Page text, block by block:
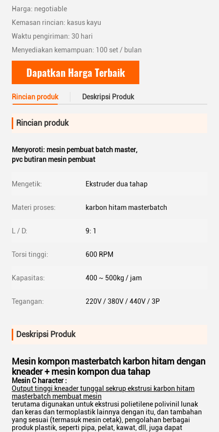
Harga: negotiable
Kemasan rincian: kasus kayu
Waktu pengiriman: 30 hari
Menyediakan kemampuan: 100 set / bulan
Dapatkan Harga Terbaik
Rincian produk Deskripsi Produk
Rincian produk
Menyoroti: mesin pembuat batch master,
pvc butiran mesin pembuat
Mengetik: Ekstruder dua tahap
Materi proses: karbon hitam masterbatch
L / D: 9: 1
Torsi tinggi: 600 RPM
Kapasitas: 400 ~ 500kg / jam
Tegangan: 220V / 380V / 440V / 3P
Deskripsi Produk
Mesin kompon masterbatch karbon hitam dengan
kneader + mesin kompon dua tahap
Mesin C haracter :
Output tinggi kneader tunggal sekrup ekstrusi karbon hitam
masterbatch membuat mesin
terutama digunakan untuk ekstrusi polietilene polivinil lunak
dan keras dan termoplastik lainnya dengan itu, dan tambahan
yang sesuai (termasuk mesin cetak), pengolahan berbagai
produk plastik, seperti pipa, pelat, kawat, dll, juga dapat